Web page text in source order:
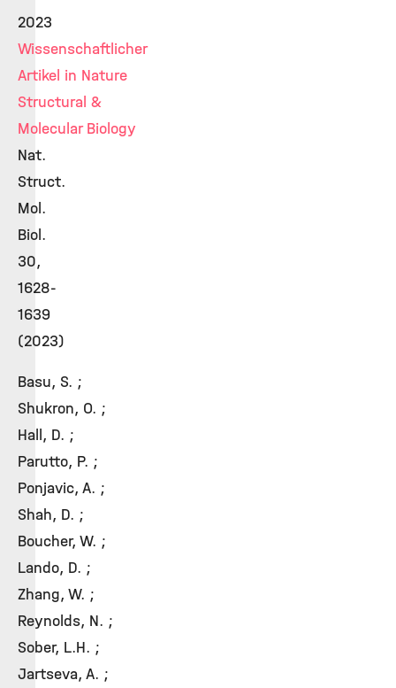
2023
Wissenschaftlicher
Artikel in Nature
Structural &
Molecular Biology
Nat.
Struct.
Mol.
Biol.
30,
1628-
1639
(2023)
Basu, S. ;
Shukron, O. ;
Hall, D. ;
Parutto, P. ;
Ponjavic, A. ;
Shah, D. ;
Boucher, W. ;
Lando, D. ;
Zhang, W. ;
Reynolds, N. ;
Sober, L.H. ;
Jartseva, A. ;